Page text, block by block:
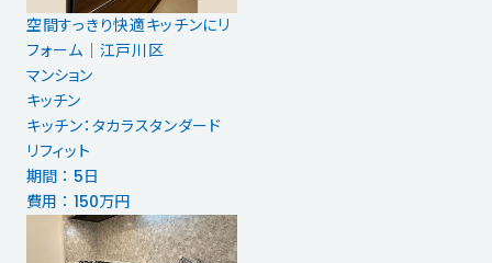
空間すっきり快適キッチンにリ
フォーム｜江戸川区
マンション
キッチン
キッチン：タカラスタンダード
リフィット
期間 ： 5日
費用 ： 150万円